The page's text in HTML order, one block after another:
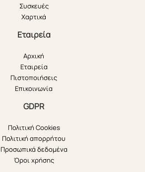
Συσκευές
Χαρτικά
Εταιρεία
Αρχική
Εταιρεία
Πιστοποιήσεις
Επικοινωνία
GDPR
Πολιτική Cookies
Πολιτική απορρήτου
Προσωπικά δεδομένα
Όροι χρήσης